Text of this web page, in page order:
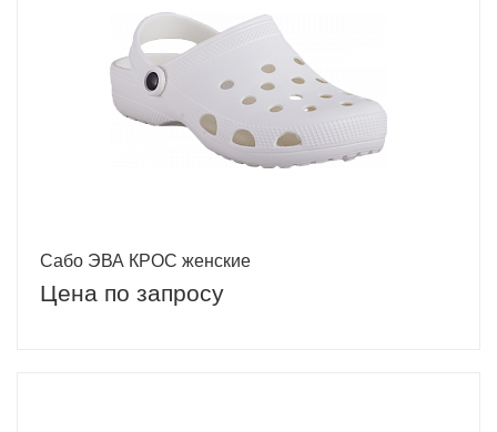
Сабо ЭВА КРОС женские
Цена по запросу